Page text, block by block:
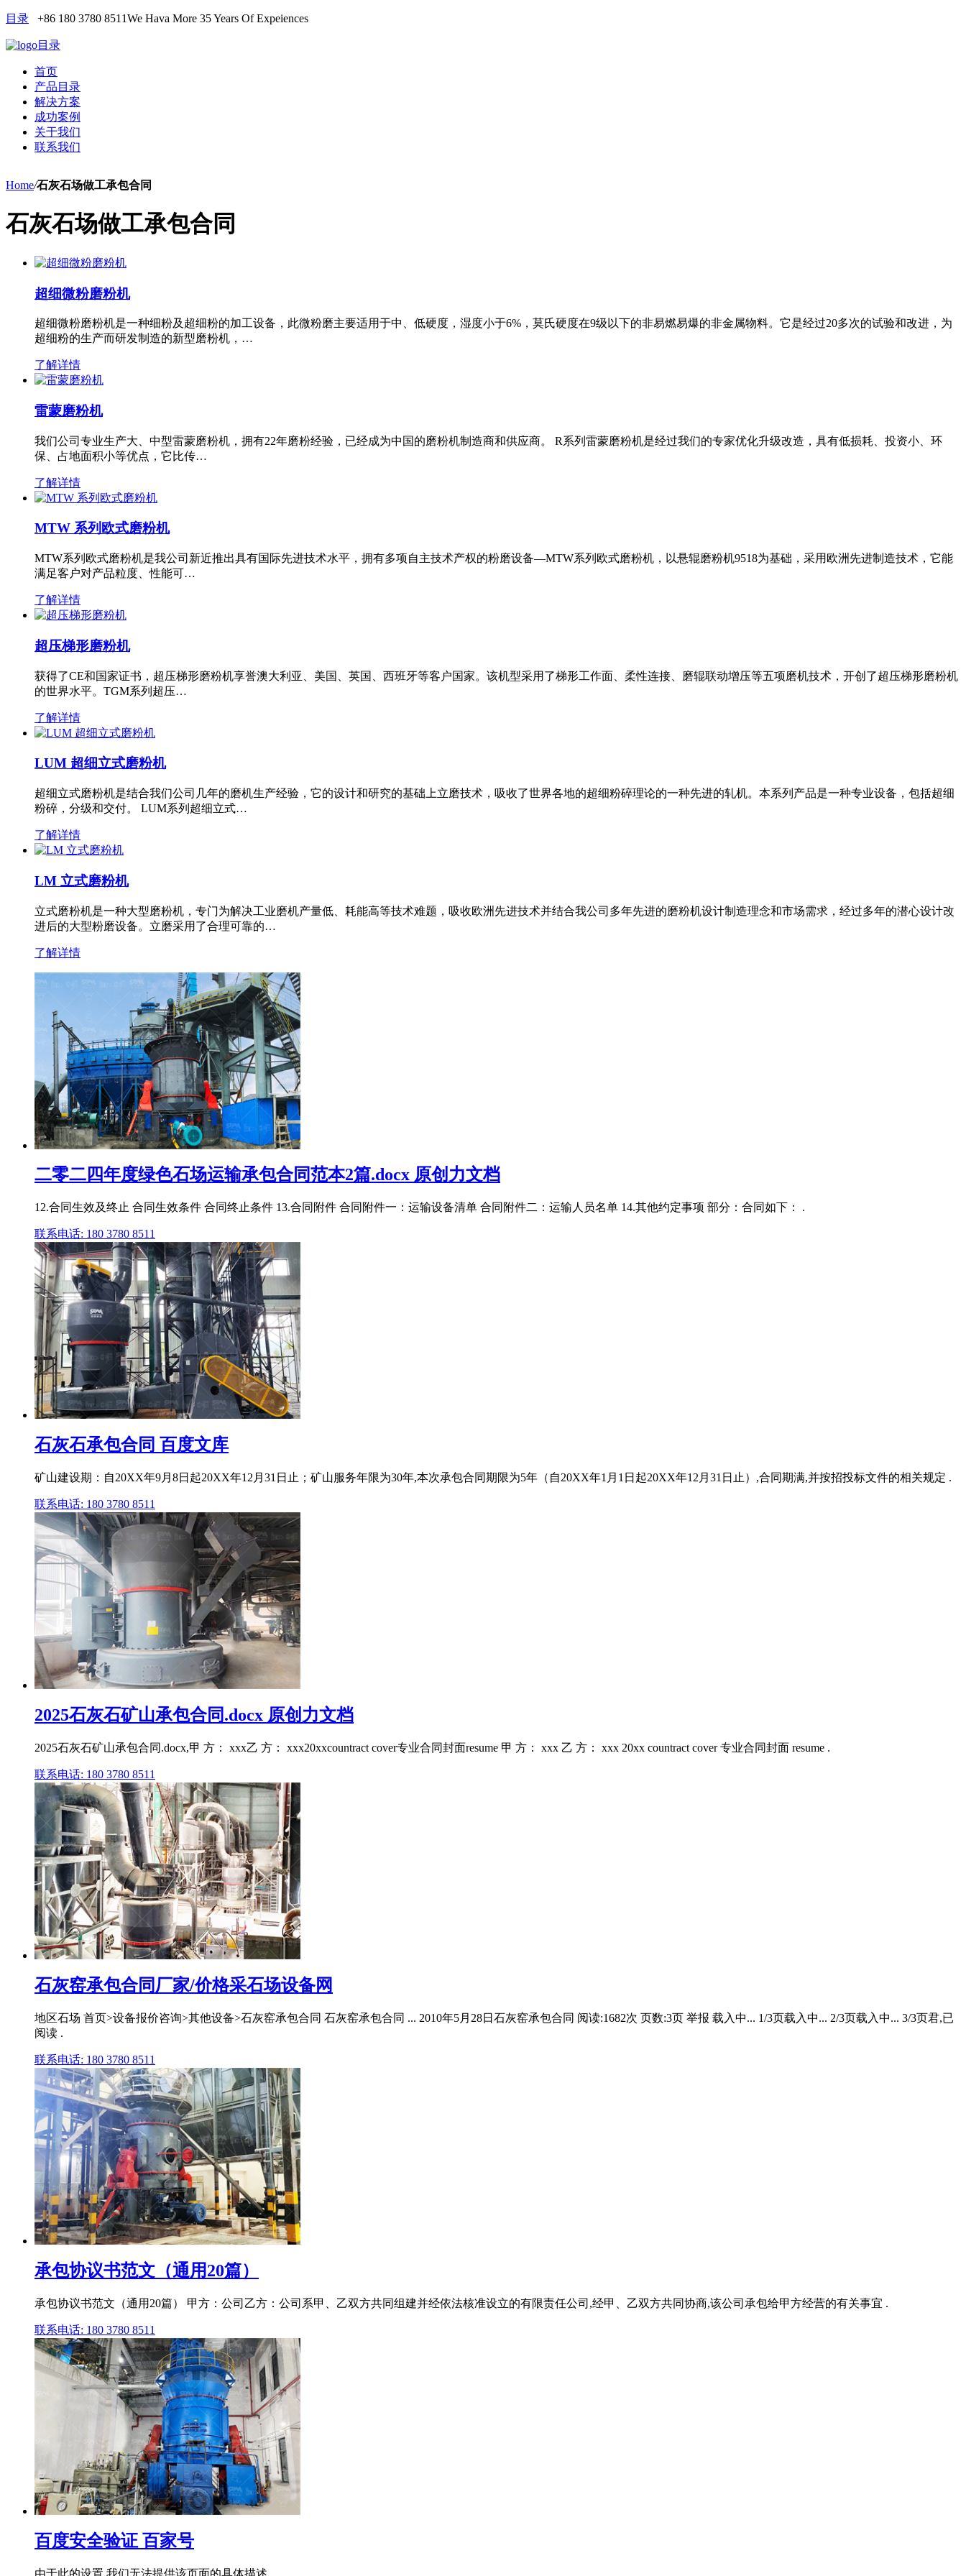
目录 +86 180 3780 8511We Hava More 35 Years Of Expeiences
目录
首页
产品目录
解决方案
成功案例
关于我们
联系我们
Home/石灰石场做工承包合同
石灰石场做工承包合同
超细微粉磨粉机
超细微粉磨粉机是一种细粉及超细粉的加工设备，此微粉磨主要适用于中、低硬度，湿度小于6%，莫氏硬度在9级以下的非易燃易爆的非金属物料。它是经过20多次的试验和改进，为
超细粉的生产而研发制造的新型磨粉机，…
了解详情
雷蒙磨粉机
我们公司专业生产大、中型雷蒙磨粉机，拥有22年磨粉经验，已经成为中国的磨粉机制造商和供应商。 R系列雷蒙磨粉机是经过我们的专家优化升级改造，具有低损耗、投资小、环
保、占地面积小等优点，它比传…
了解详情
MTW 系列欧式磨粉机
MTW系列欧式磨粉机是我公司新近推出具有国际先进技术水平，拥有多项自主技术产权的粉磨设备—MTW系列欧式磨粉机，以悬辊磨粉机9518为基础，采用欧洲先进制造技术，它能
满足客户对产品粒度、性能可…
了解详情
超压梯形磨粉机
获得了CE和国家证书，超压梯形磨粉机享誉澳大利亚、美国、英国、西班牙等客户国家。该机型采用了梯形工作面、柔性连接、磨辊联动增压等五项磨机技术，开创了超压梯形磨粉机
的世界水平。TGM系列超压…
了解详情
LUM 超细立式磨粉机
超细立式磨粉机是结合我们公司几年的磨机生产经验，它的设计和研究的基础上立磨技术，吸收了世界各地的超细粉碎理论的一种先进的轧机。本系列产品是一种专业设备，包括超细
粉碎，分级和交付。 LUM系列超细立式…
了解详情
LM 立式磨粉机
立式磨粉机是一种大型磨粉机，专门为解决工业磨机产量低、耗能高等技术难题，吸收欧洲先进技术并结合我公司多年先进的磨粉机设计制造理念和市场需求，经过多年的潜心设计改
进后的大型粉磨设备。立磨采用了合理可靠的…
了解详情
二零二四年度绿色石场运输承包合同范本2篇.docx 原创力文档
12.合同生效及终止 合同生效条件 合同终止条件 13.合同附件 合同附件一：运输设备清单 合同附件二：运输人员名单 14.其他约定事项 部分：合同如下： .
联系电话: 180 3780 8511
石灰石承包合同 百度文库
矿山建设期：自20XX年9月8日起20XX年12月31日止；矿山服务年限为30年,本次承包合同期限为5年（自20XX年1月1日起20XX年12月31日止）,合同期满,并按招投标文件的相关规定 .
联系电话: 180 3780 8511
2025石灰石矿山承包合同.docx 原创力文档
2025石灰石矿山承包合同.docx,甲 方： xxx乙 方： xxx20xxcountract cover专业合同封面resume 甲 方： xxx 乙 方： xxx 20xx countract cover 专业合同封面 resume .
联系电话: 180 3780 8511
石灰窑承包合同厂家/价格采石场设备网
地区石场 首页>设备报价咨询>其他设备>石灰窑承包合同 石灰窑承包合同 ... 2010年5月28日石灰窑承包合同 阅读:1682次 页数:3页 举报 载入中... 1/3页载入中... 2/3页载入中... 3/3页君,已
阅读 .
联系电话: 180 3780 8511
承包协议书范文（通用20篇）
承包协议书范文（通用20篇） 甲方：公司乙方：公司系甲、乙双方共同组建并经依法核准设立的有限责任公司,经甲、乙双方共同协商,该公司承包给甲方经营的有关事宜 .
联系电话: 180 3780 8511
百度安全验证 百家号
由于此的设置,我们无法提供该页面的具体描述。